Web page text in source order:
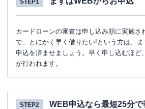
STEP1
カードローンの審査は申し込み順に実施さ
で、とにかく早く借りたい!という方は、ま
申込を済ませましょう。早く申し込むほど
が行われます。
STEP2 WEB申込なら最短25分で